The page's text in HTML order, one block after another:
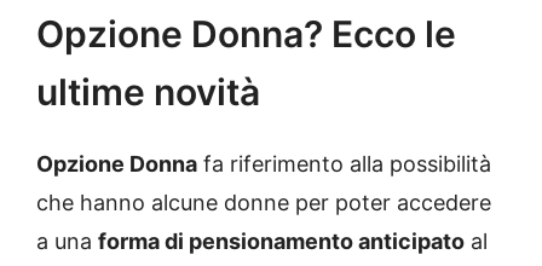
Opzione Donna? Ecco le
ultime novità
Opzione Donna fa riferimento alla possibilità
che hanno alcune donne per poter accedere
a una forma di pensionamento anticipato al